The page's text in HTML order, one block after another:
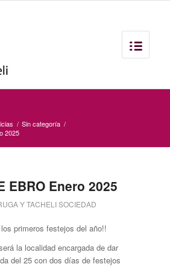
/ Sin categoría /
2025
EBRO Enero 2025
Y TACHELI SOCIEDAD
primeros festejos del año!!
la localidad encargada de dar
del 25 con dos días de festejos